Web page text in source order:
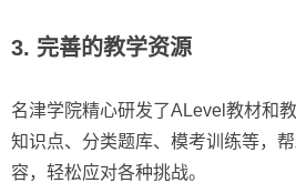
3. 完善的教学资源
名津学院精心研发了ALevel教材和
知识点、分类题库、模考训练等，
容，轻松应对各种挑战。